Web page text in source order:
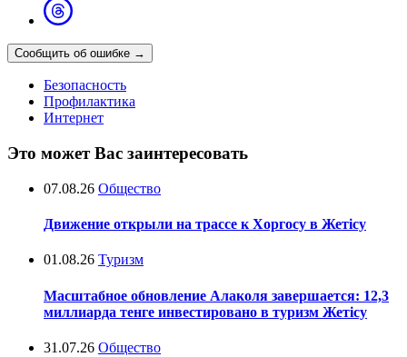
Сообщить об ошибке →
Безопасность
Профилактика
Интернет
Это может Вас заинтересовать
07.08.26 Общество
Движение открыли на трассе к Хоргосу в Жетісу
01.08.26 Туризм
Масштабное обновление Алаколя завершается: 12,3
миллиарда тенге инвестировано в туризм Жетісу
31.07.26 Общество